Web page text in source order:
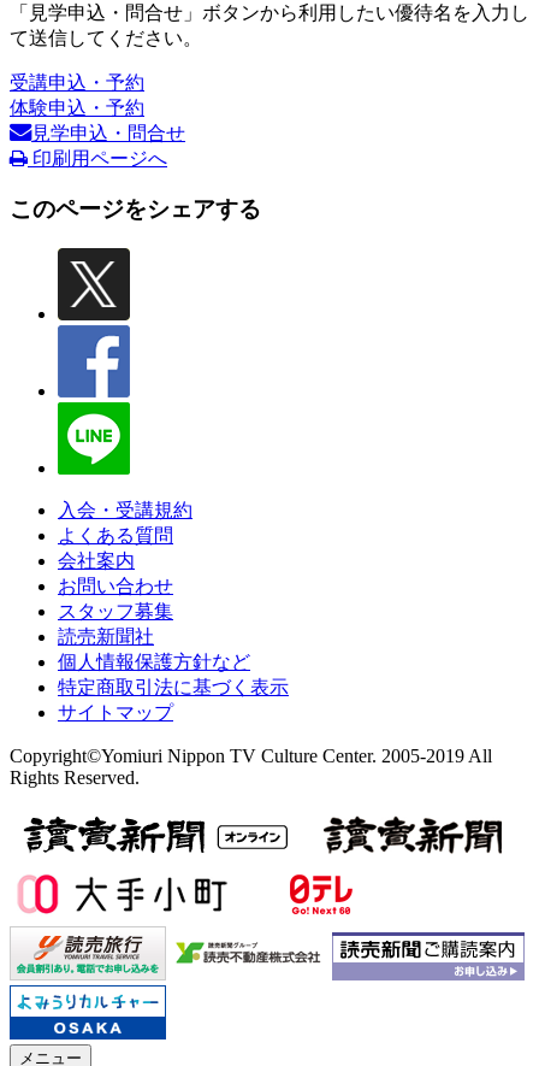
「見学申込・問合せ」ボタンから利用したい優待名を入力し
て送信してください。
受講申込・予約
体験申込・予約
見学申込・問合せ
印刷用ページへ
このページをシェアする
入会・受講規約
よくある質問
会社案内
お問い合わせ
スタッフ募集
読売新聞社
個人情報保護方針など
特定商取引法に基づく表示
サイトマップ
Copyright©Yomiuri Nippon TV Culture Center. 2005-2019 All
Rights Reserved.
メニュー